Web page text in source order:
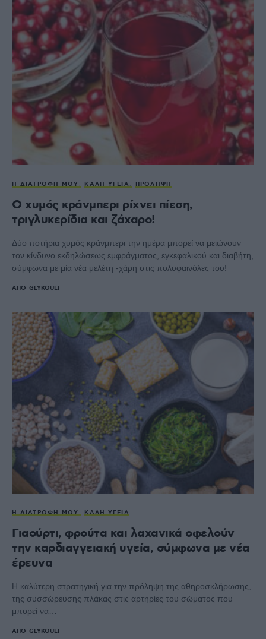
Η ΔΙΑΤΡΟΦΉ ΜΟΥ ΚΑΛΉ ΥΓΕΊΑ ΠΡΌΛΗΨΗ
Ο χυμός κράνμπερι ρίχνει πίεση,
τριγλυκερίδια και ζάχαρο!
Δύο ποτήρια χυμός κράνμπερι την ημέρα μπορεί να μειώνουν
τον κίνδυνο εκδηλώσεως εμφράγματος, εγκεφαλικού και διαβήτη,
σύμφωνα με μία νέα μελέτη -χάρη στις πολυφαινόλες του!
ΑΠΌ GLYKOULI
Η ΔΙΑΤΡΟΦΉ ΜΟΥ ΚΑΛΉ ΥΓΕΊΑ
Γιαούρτι, φρούτα και λαχανικά οφελούν
την καρδιαγγειακή υγεία, σύμφωνα με νέα
έρευνα
Η καλύτερη στρατηγική για την πρόληψη της αθηροσκλήρωσης,
της συσσώρευσης πλάκας στις αρτηρίες του σώματος που
μπορεί να…
ΑΠΌ GLYKOULI